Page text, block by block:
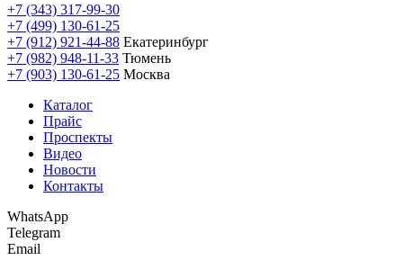
+7 (343) 317-99-30
+7 (499) 130-61-25
+7 (912) 921-44-88 Екатеринбург
+7 (982) 948-11-33 Тюмень
+7 (903) 130-61-25 Москва
Каталог
Прайс
Проспекты
Видео
Новости
Контакты
WhatsApp
Telegram
Email